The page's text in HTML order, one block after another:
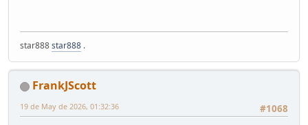
star888star888 .
FrankJScott
#1068
19 de May de 2026, 01:32:36